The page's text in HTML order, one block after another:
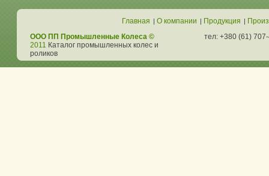
Главная | О компании | Продукция |
ООО ПП Промышленные Колеса ©
2011 Каталог промышленных колес и
роликов
тел: +380 (61)